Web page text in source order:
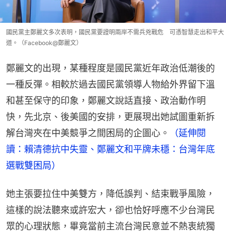
國民黨主鄭麗文多次表明，國民黨要證明兩岸不需兵兇戰危 可憑智慧走出和平大
道。（Facebook@鄭麗文）
鄭麗文的出現，某種程度是國民黨近年政治低潮後的
一種反彈。相較於過去國民黨領導人物給外界留下溫
和甚至保守的印象，鄭麗文說話直接、政治動作明
快，先北京、後美國的安排，更展現出她試圖重新拆
解台灣夾在中美競爭之間困局的企圖心。
（延伸閱
讀：賴清德抗中失靈、鄭麗文和平牌未穩：台灣年底
選戰雙困局）
她主張要拉住中美雙方，降低誤判、結束戰爭風險，
這樣的說法聽來或許宏大，卻也恰好呼應不少台灣民
眾的心理狀態，畢竟當前主流台灣民意並不熱衷統獨